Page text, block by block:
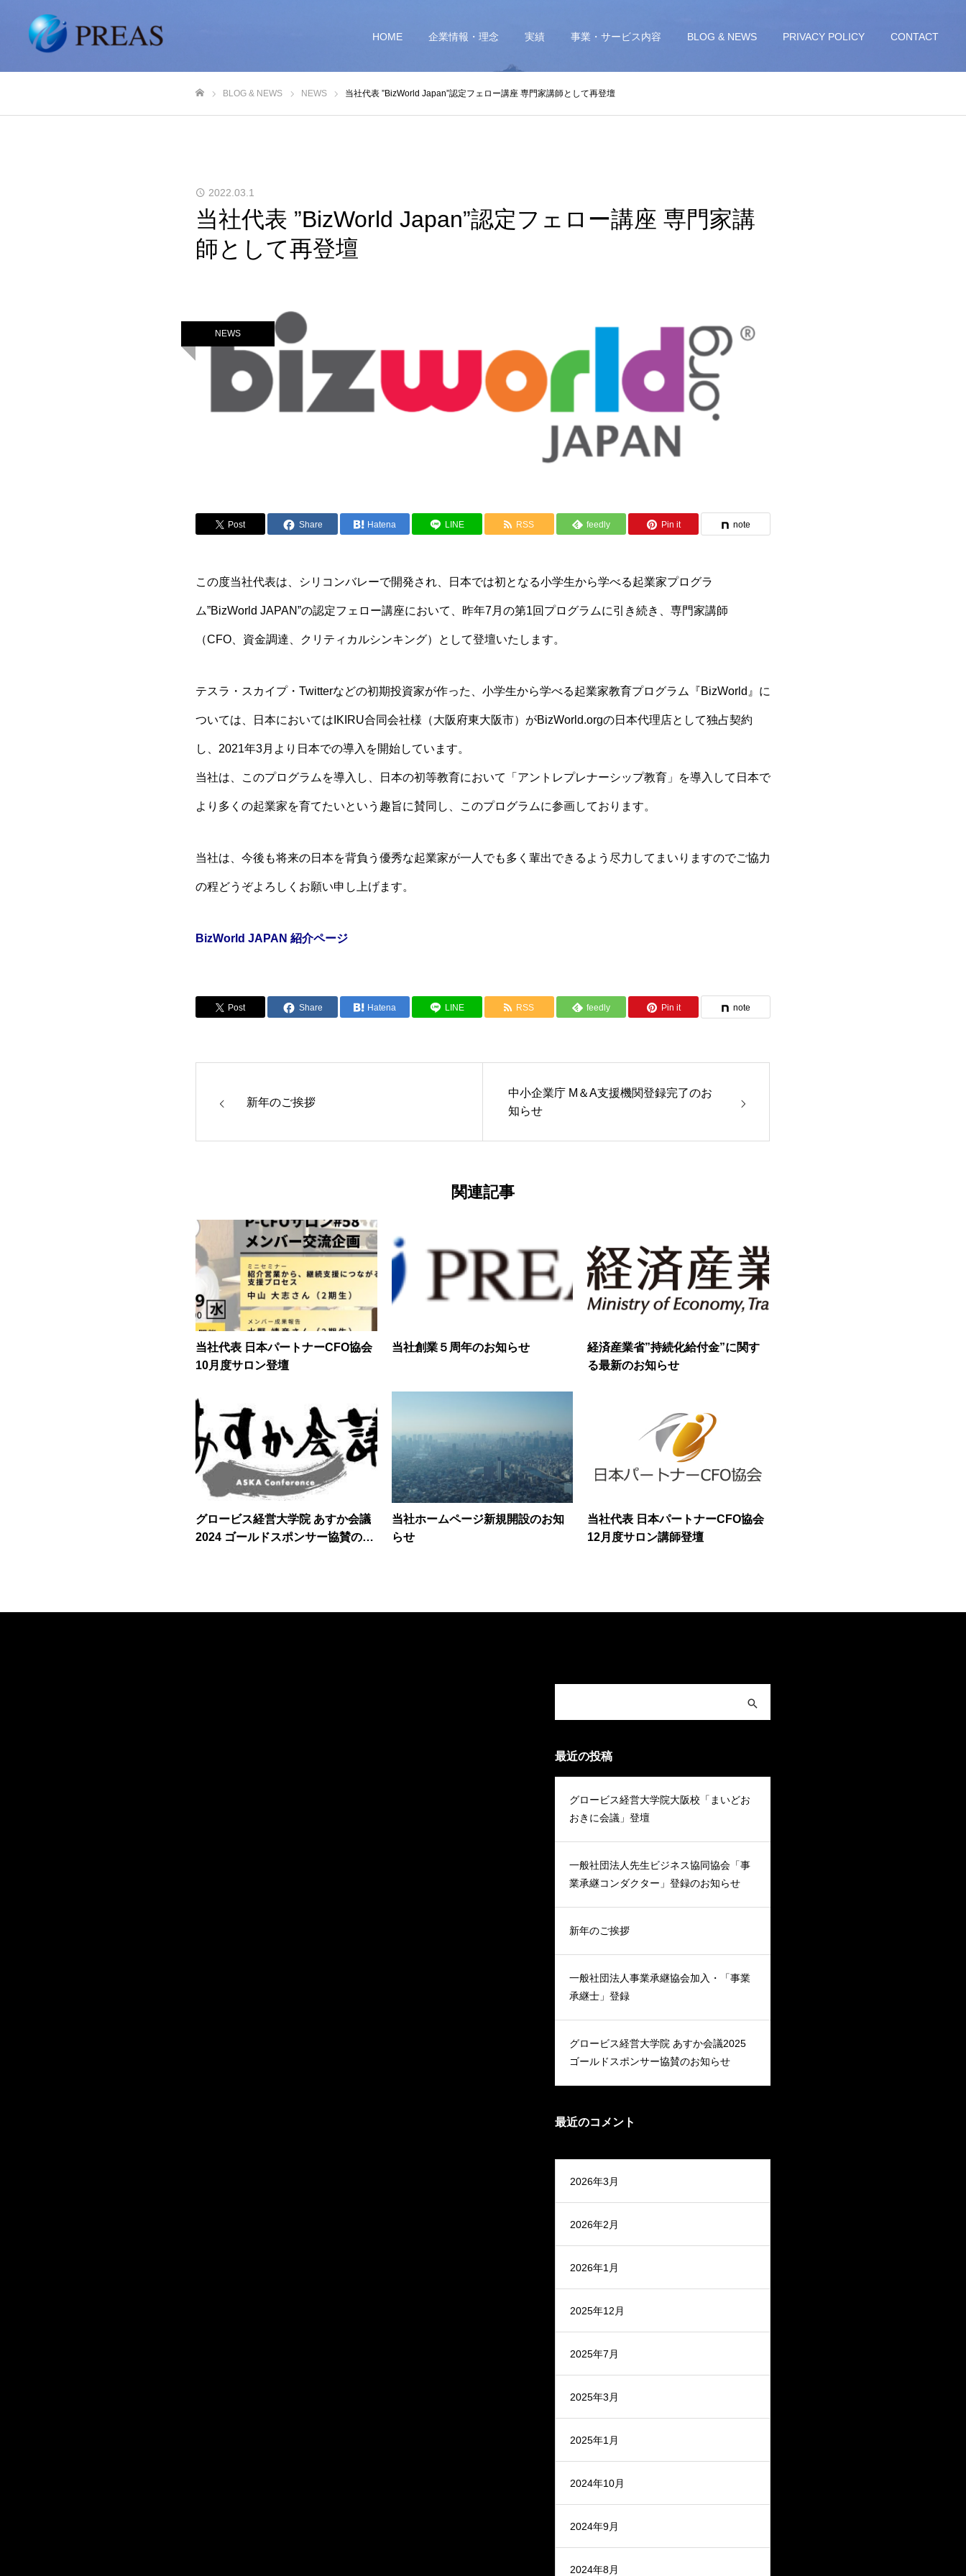
HOME 企業情報・理念 実績 事業・サービス内容 BLOG & NEWS PRIVACY POLICY CONTACT
BLOG & NEWS NEWS 当社代表 ”BizWorld Japan”認定フェロー講座 専門家講師として再登壇
2022.03.1
当社代表 ”BizWorld Japan”認定フェロー講座 専門家講
師として再登壇
NEWS
Post Share Hatena LINE RSS feedly Pin it note
この度当社代表は、シリコンバレーで開発され、日本では初となる小学生から学べる起業家プログラ
ム”BizWorld JAPAN”の認定フェロー講座において、昨年7月の第1回プログラムに引き続き、専門家講師
（CFO、資金調達、クリティカルシンキング）として登壇いたします。
テスラ・スカイプ・Twitterなどの初期投資家が作った、小学生から学べる起業家教育プログラム『BizWorld』に
ついては、日本においてはIKIRU合同会社様（大阪府東大阪市）がBizWorld.orgの日本代理店として独占契約
し、2021年3月より日本での導入を開始しています。
当社は、このプログラムを導入し、日本の初等教育において「アントレプレナーシップ教育」を導入して日本で
より多くの起業家を育てたいという趣旨に賛同し、このプログラムに参画しております。
当社は、今後も将来の日本を背負う優秀な起業家が一人でも多く輩出できるよう尽力してまいりますのでご協力
の程どうぞよろしくお願い申し上げます。
BizWorld JAPAN 紹介ページ
Post Share Hatena LINE RSS feedly Pin it note
新年のご挨拶
中小企業庁 M＆A支援機関登録完了のお
知らせ
関連記事
当社代表 日本パートナーCFO協会
10月度サロン登壇
当社創業５周年のお知らせ
経済産業省”持続化給付金”に関す
る最新のお知らせ
グロービス経営大学院 あすか会議
2024 ゴールドスポンサー協賛のお
当社ホームページ新規開設のお知
らせ
当社代表 日本パートナーCFO協会
12月度サロン講師登壇
最近の投稿
グロービス経営大学院大阪校「まいどお
おきに会議」登壇
一般社団法人先生ビジネス協同協会「事
業承継コンダクター」登録のお知らせ
新年のご挨拶
一般社団法人事業承継協会加入・「事業
承継士」登録
グロービス経営大学院 あすか会議2025
ゴールドスポンサー協賛のお知らせ
最近のコメント
2026年3月
2026年2月
2026年1月
2025年12月
2025年7月
2025年3月
2025年1月
2024年10月
2024年9月
2024年8月